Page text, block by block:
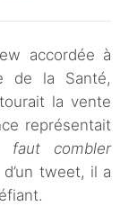
accordée à
de la Santé,
la vente
représentait
combler
tweet, il a